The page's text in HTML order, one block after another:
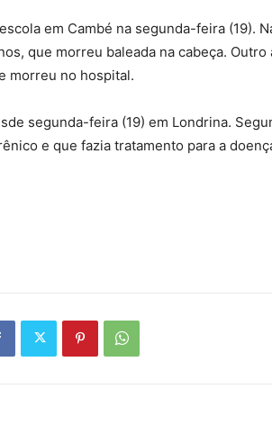
em Cambé na segunda-feira (19).
que morreu baleada na cabeça.
morreu no hospital.
segunda-feira (19) em Londrina.
e que fazia tratamento para a